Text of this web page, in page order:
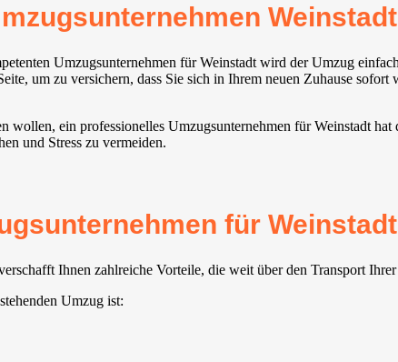
Weinstadt⁠
Umzugsunternehmen für Weinstadt⁠ wird der Umzug
um zu versichern, dass Sie sich in Ihrem neuen Zuhause
ein professionelles Umzugsunternehmen für Weinstadt⁠
und Stress zu vermeiden.
für
Ihnen zahlreiche Vorteile, die weit über den Transport
Umzug ist: